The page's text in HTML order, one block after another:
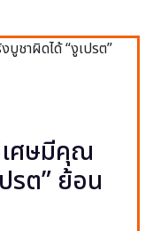
เศษมีคุณ
รต” ย้อน